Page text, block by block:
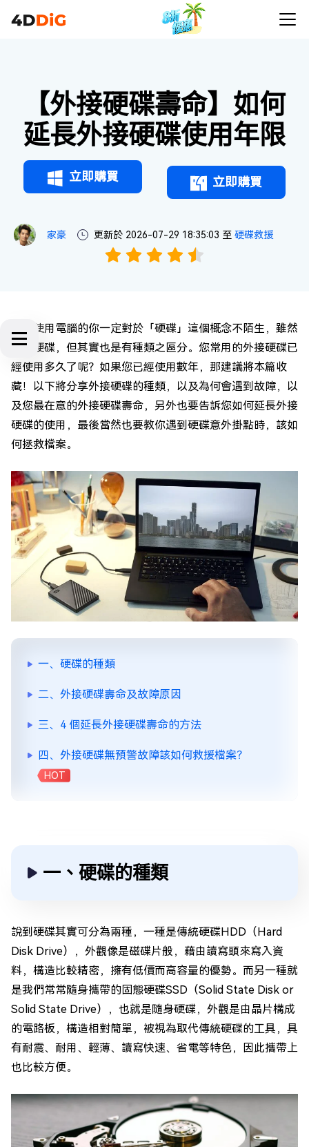
【外接硬碟壽命】如何
延長外接硬碟使用年限
立即購買 立即購買
家豪 更新於 2026-07-29 18:35:03 至 硬碟救援
經常使用電腦的你一定對於「硬碟」這個概念不陌生，雖然
都是硬碟，但其實也是有種類之區分。您常用的外接硬碟已
經使用多久了呢？如果您已經使用數年，那建議將本篇收
藏！以下將分享外接硬碟的種類，以及為何會遇到故障，以
及您最在意的外接硬碟壽命，另外也要告訴您如何延長外接
硬碟的使用，最後當然也要教你遇到硬碟意外掛點時，該如
何拯救檔案。
一、硬碟的種類
二、外接硬碟壽命及故障原因
三、4 個延長外接硬碟壽命的方法
四、外接硬碟無預警故障該如何救援檔案？
HOT
一、硬碟的種類
說到硬碟其實可分為兩種，一種是傳統硬碟HDD（Hard
Disk Drive），外觀像是磁碟片般，藉由讀寫頭來寫入資
料，構造比較精密，擁有低價而高容量的優勢。而另一種就
是我們常常隨身攜帶的固態硬碟SSD（Solid State Disk or
Solid State Drive），也就是隨身硬碟，外觀是由晶片構成
的電路板，構造相對簡單，被視為取代傳統硬碟的工具，具
有耐震、耐用、輕薄、讀寫快速、省電等特色，因此攜帶上
也比較方便。